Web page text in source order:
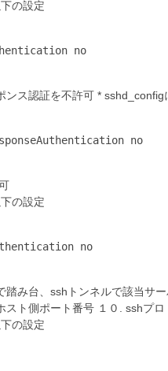
の設定
PasswordAuthentication no
ンス認証を不許可 * sshd_config
ChallengeResponseAuthentication no
の設定
RhostsRSAAuthentication no
踏み台、sshトンネルで該当サ
スト側ポート番号 １０. sshプ
の設定